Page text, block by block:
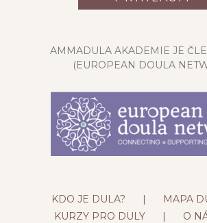
AMMADULA AKADEMIE JE
(EUROPEAN DOULA
KDO JE DULA?
MAPA
KURZY PRO DULY
O